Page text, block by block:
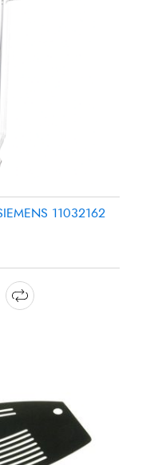
11032162